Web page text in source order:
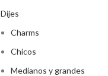
Dijes
Charms
Chicos
Medianos y grandes